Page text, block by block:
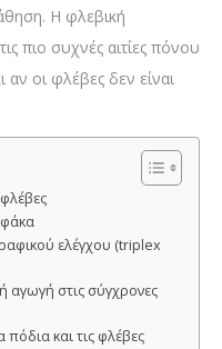
Η φλεβική
πιο συχνές αιτίες πόνου
οι φλέβες δεν είναι
ελέγχου (triplex
αγωγή στις σύγχρονες
και τις φλέβες